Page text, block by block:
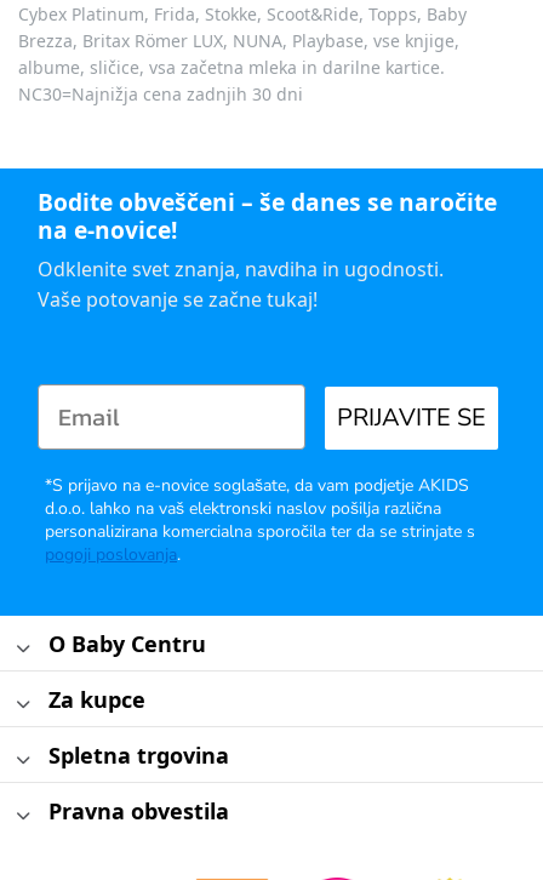
Cybex Platinum, Frida, Stokke, Scoot&Ride, Topps, Baby
Brezza, Britax Römer LUX, NUNA, Playbase, vse knjige,
albume, sličice, vsa začetna mleka in darilne kartice.
NC30=Najnižja cena zadnjih 30 dni
Bodite obveščeni – še danes se naročite
na e-novice!
Odklenite svet znanja, navdiha in ugodnosti.
Vaše potovanje se začne tukaj!
PRIJAVITE SE
*S prijavo na e-novice soglašate, da vam podjetje AKIDS
d.o.o. lahko na vaš elektronski naslov pošilja različna
personalizirana komercialna sporočila ter da se strinjate s
pogoji poslovanja.
O Baby Centru
Za kupce
Spletna trgovina
Pravna obvestila